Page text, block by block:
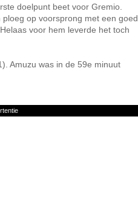
doelpunt beet voor Gremio.
op voorsprong met een goed
voor hem leverde het toch
Amuzu was in de 59e minuut